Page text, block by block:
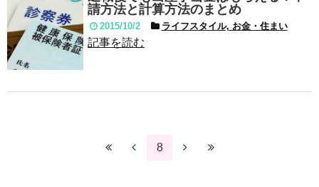
請方法と計算方法のまとめ
2015/10/2 ライフスタイル, お金・住まい
記事を読む
8